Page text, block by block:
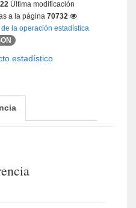
Última modificación
a la página 70732
la operación estadística
estadístico